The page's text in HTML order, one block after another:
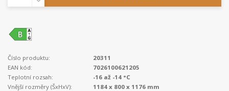
Číslo produktu:
20311
EAN kód:
7026100621205
Teplotní rozsah:
-16 až -14 °C
Vnější rozměry (ŠxHxV):
1184 x 800 x 1176 mm